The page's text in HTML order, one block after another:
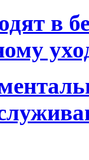
в